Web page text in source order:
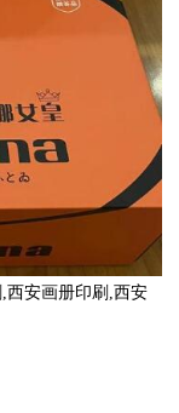
,西安画册印刷 ,西安